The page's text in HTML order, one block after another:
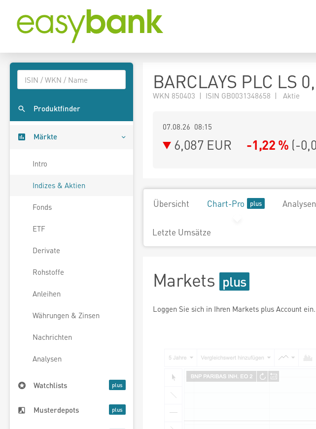
Produktfinder
Märkte
Intro
Indizes & Aktien
Fonds
ETF
Derivate
Rohstoffe
Anleihen
Währungen & Zinsen
Nachrichten
Analysen
Watchlists
Musterdepots
BARCLAYS PLC LS
WKN 850403 | ISIN GB0031348658 | Aktie
07.08.26 08:15
6,087 EUR -1,22 % (-
Übersicht Chart-Pro Analysen
Letzte Umsätze
Markets
Loggen Sie sich in Ihren Markets plus Account ein.